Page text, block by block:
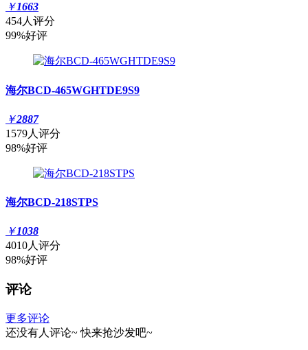
￥1663
454人评分
99%好评
海尔BCD-465WGHTDE9S9
￥2887
1579人评分
98%好评
海尔BCD-218STPS
￥1038
4010人评分
98%好评
评论
更多评论
还没有人评论~ 快来抢沙发吧~